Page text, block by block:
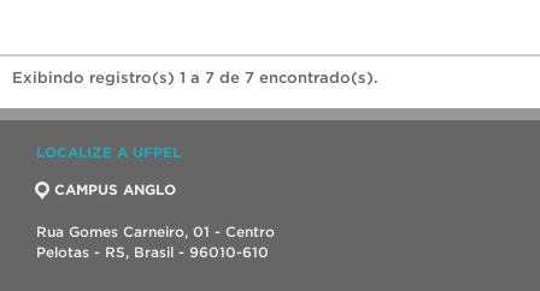
Exibindo registro(s) 1 a 7 de 7 encontrado(s).
LOCALIZE A UFPEL
CAMPUS ANGLO
Rua Gomes Carneiro, 01 - Centro
Pelotas - RS, Brasil - 96010-610